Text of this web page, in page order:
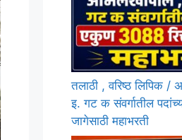
तलाठी , वरिष्ठ लिपिक /
इ. गट क संवर्गातील
जागेसाठी महाभरती